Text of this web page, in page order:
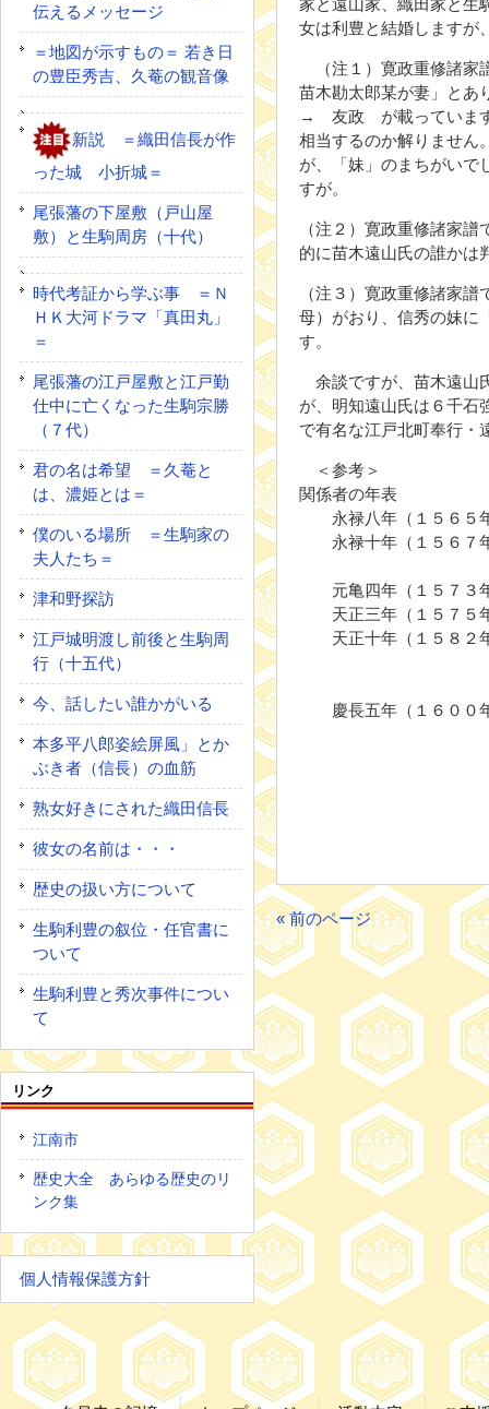
家と遠山家、織田家と生
女は利豊と結婚しますが
（注１）寛政重修諸家
苗木勘太郎某が妻」と
→ 友政 が載っています
相当するのか解りません
が、「妹」のまちがいで
すが。
（注２）寛政重修諸家
的に苗木遠山氏の誰かは
（注３）寛政重修諸家
母）がおり、信秀の妹に
す。
余談ですが、苗木遠山
が、明知遠山氏は６千石
で有名な江戸北町奉行・
＜参考＞
関係者の年表
永禄八年（１５６５年
永禄十年（１５６７年
元亀四年（１５７３年
天正三年（１５７５年
天正十年（１５８２年
慶長五年（１６００年
« 前のページ
伝えるメッセージ
＝地図が示すもの＝ 若き日
の豊臣秀吉、久菴の観音像
新説 ＝織田信長が作
った城 小折城＝
尾張藩の下屋敷（戸山屋
敷）と生駒周房（十代）
時代考証から学ぶ事 ＝Ｎ
ＨＫ大河ドラマ「真田丸」
＝
尾張藩の江戸屋敷と江戸勤
仕中に亡くなった生駒宗勝
（７代）
君の名は希望 ＝久菴と
は、濃姫とは＝
僕のいる場所 ＝生駒家の
夫人たち＝
津和野探訪
江戸城明渡し前後と生駒周
行（十五代）
今、話したい誰かがいる
本多平八郎姿絵屏風」とか
ぶき者（信長）の血筋
熟女好きにされた織田信長
彼女の名前は・・・
歴史の扱い方について
生駒利豊の叙位・任官書に
ついて
生駒利豊と秀次事件につい
て
リンク
江南市
歴史大全 あらゆる歴史のリ
ンク集
個人情報保護方針